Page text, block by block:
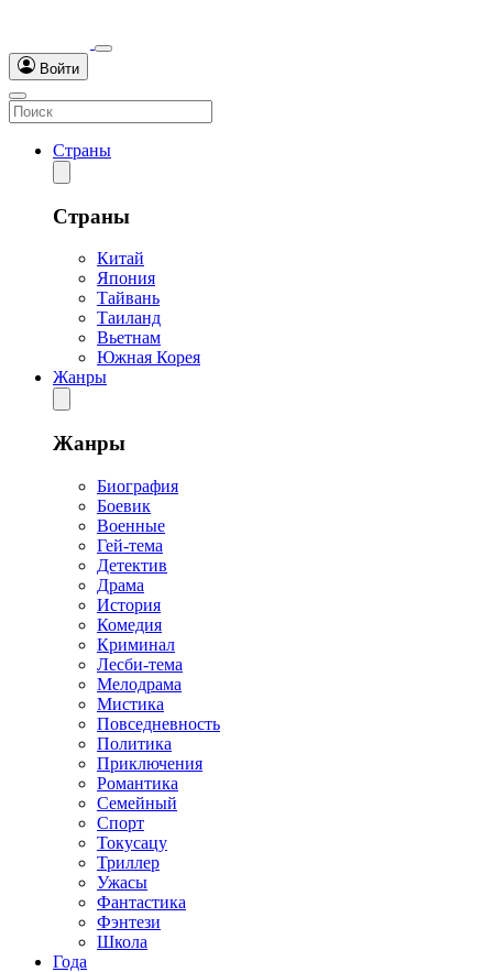
Войти
Страны
Страны
Китай
Япония
Тайвань
Таиланд
Вьетнам
Южная Корея
Жанры
Жанры
Биография
Боевик
Военные
Гей-тема
Детектив
Драма
История
Комедия
Криминал
Лесби-тема
Мелодрама
Мистика
Повседневность
Политика
Приключения
Романтика
Семейный
Спорт
Токусацу
Триллер
Ужасы
Фантастика
Фэнтези
Школа
Года